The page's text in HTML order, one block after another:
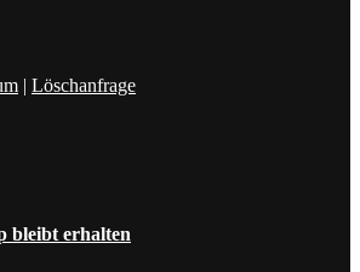
| Löschanfrage
bleibt erhalten